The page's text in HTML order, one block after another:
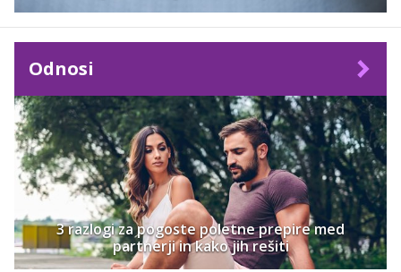
Odnosi
3 razlogi za pogoste poletne prepire med
partnerji in kako jih rešiti